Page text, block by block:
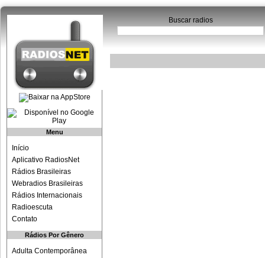
Buscar radios
Menu
Início
Aplicativo RadiosNet
Rádios Brasileiras
Webradios Brasileiras
Rádios Internacionais
Radioescuta
Contato
Rádios Por Gênero
Adulta Contemporânea